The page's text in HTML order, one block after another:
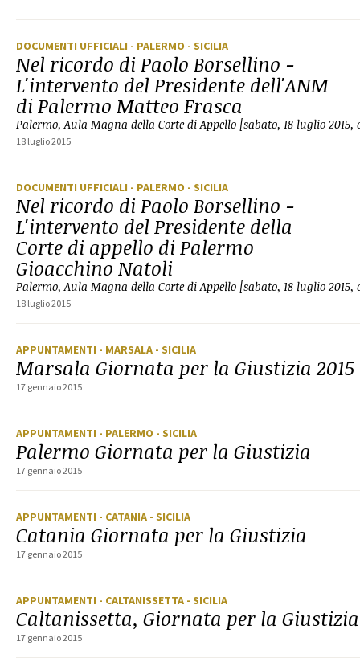
DOCUMENTI UFFICIALI - PALERMO - SICILIA
Nel ricordo di Paolo Borsellino -
L'intervento del Presidente dell'ANM
di Palermo Matteo Frasca
Palermo, Aula Magna della Corte di Appello [sabato, 18 luglio 2015,
18 luglio 2015
DOCUMENTI UFFICIALI - PALERMO - SICILIA
Nel ricordo di Paolo Borsellino -
L'intervento del Presidente della
Corte di appello di Palermo
Gioacchino Natoli
Palermo, Aula Magna della Corte di Appello [sabato, 18 luglio 2015,
18 luglio 2015
APPUNTAMENTI - MARSALA - SICILIA
Marsala Giornata per la Giustizia 2015
17 gennaio 2015
APPUNTAMENTI - PALERMO - SICILIA
Palermo Giornata per la Giustizia
17 gennaio 2015
APPUNTAMENTI - CATANIA - SICILIA
Catania Giornata per la Giustizia
17 gennaio 2015
APPUNTAMENTI - CALTANISSETTA - SICILIA
Caltanissetta, Giornata per la Giustizia
17 gennaio 2015